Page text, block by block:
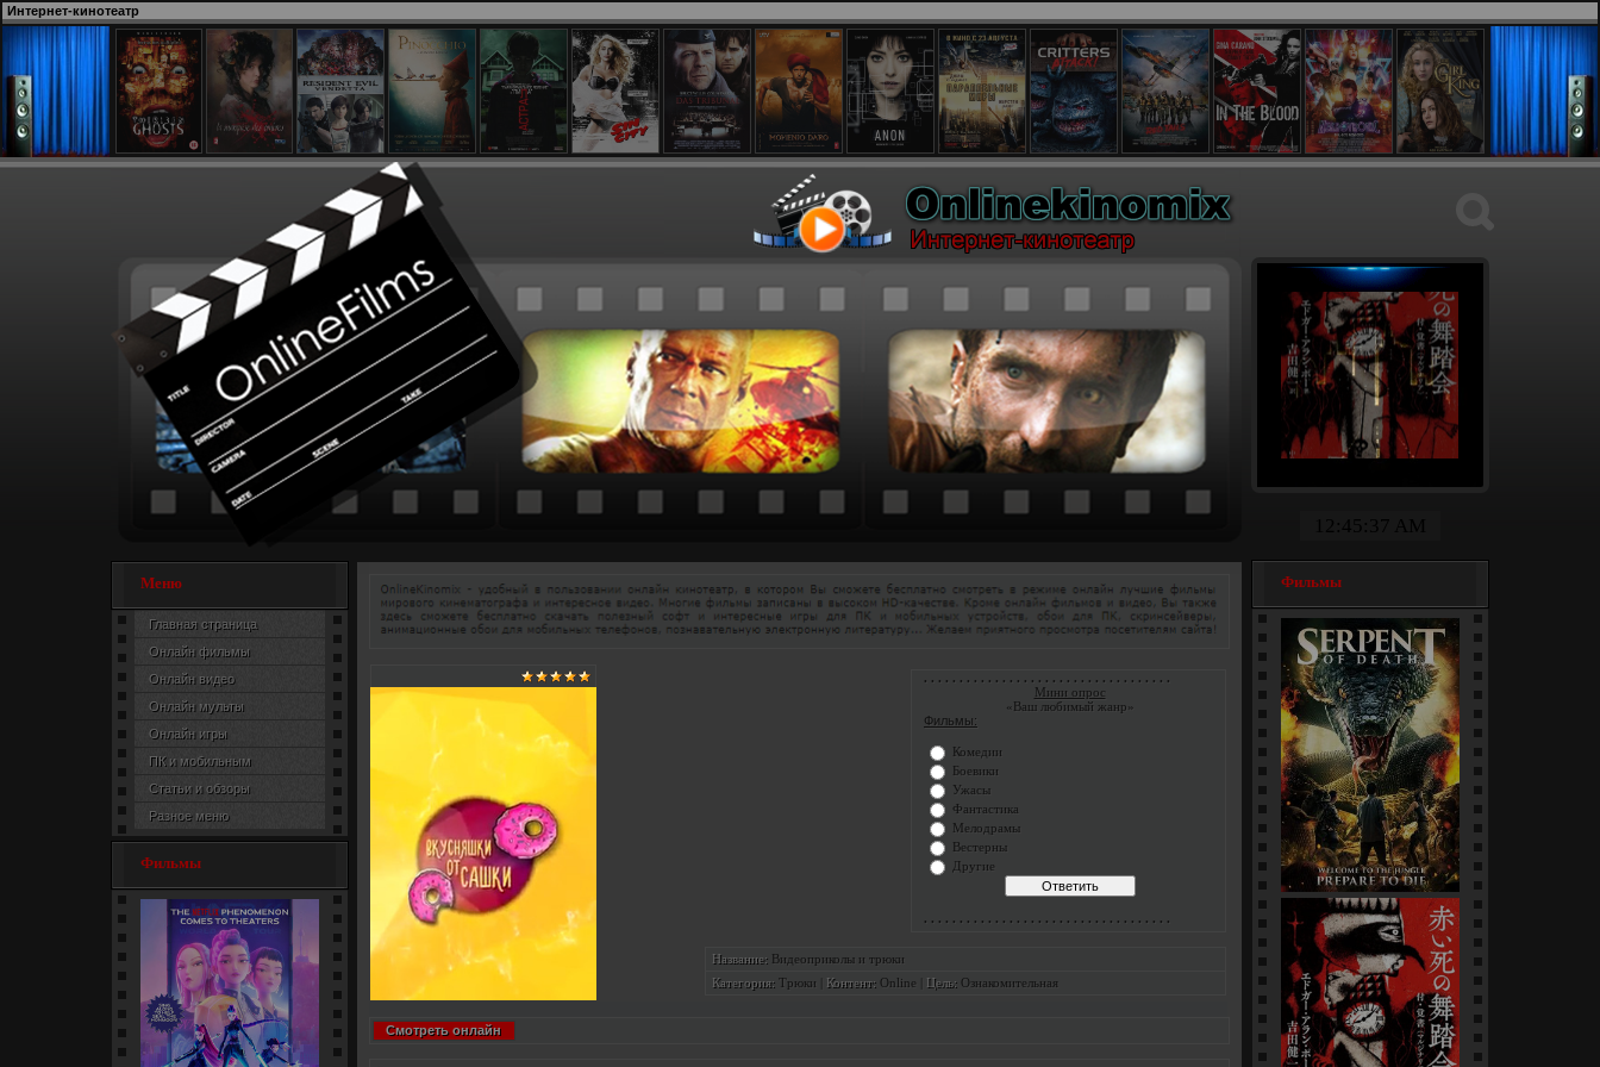
Интернет-кинотеатр
Меню
Главная страница
Онлайн фильмы
Онлайн видео
Онлайн мульты
Онлайн игры
ПК и мобильным
Статьи и обзоры
Разное меню
Фильмы
. . . . . . . . . . . . . . . . . . . . . . . . . . . . . . . . . . .
Мини опрос
«Ваш любимый жанр»
Фильмы:
Комедии
Боевики
Ужасы
Фантастика
Мелодрамы
Вестерны
Другие
. . . . . . . . . . . . . . . . . . . . . . . . . . . . . . . . . . .
Название: Видеоприколы и трюки
Категория: Трюки Контент: Online Цель: Ознакомительная
Смотреть онлайн
Фильмы
Змеи / Da she (1-4 серии)
[многосерийный]